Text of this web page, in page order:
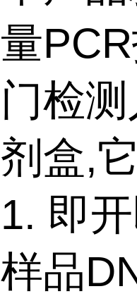
量
门检
剂盒,
1. 即
样品